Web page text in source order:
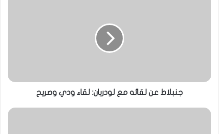
جنبلاط عن لقائه مع لودريان: لقاء ودي وصريح